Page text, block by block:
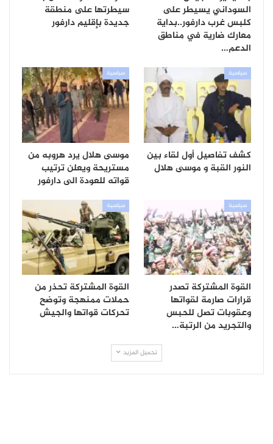
السوداني يسيطر على
كلبس غرب دارفور..بداية
معارك ضارية في مناطق
الدعم…
سيطرتها على منطقة
جديدة بإقليم دارفور
سياسية
كشف تفاصيل أول لقاء بين
النور القبة و موسى هلال
سياسية
موسى هلال يرد هروبه من
مستريحة ويعلن ترتيب
قواته للعودة الى دارفور
سياسية
القوة المشتركة تصدر
قرارات صارمة لقواتها
وعقوبات تصل للحبس
والتجريد من الرتبة…
سياسية
القوة المشتركة تحذر من
حملات ممنهجة وتوضح
تحركات قواتها والجيش
تحميل المزيد